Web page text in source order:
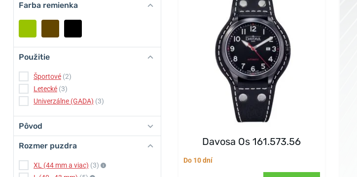
Farba remienka
Použitie
Športové (2)
Letecké (3)
Univerzálne (GADA) (3)
Pôvod
Rozmer puzdra
XL (44 mm a viac) (3)
Davosa Os 161.573.56
Do 10 dní